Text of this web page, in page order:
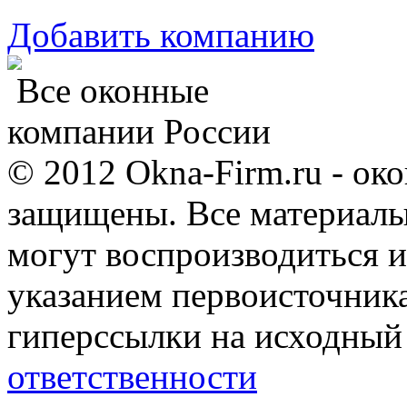
Добавить компанию
Все оконные
компании России
© 2012 Okna-Firm.ru -
защищены. Все
могут воспроизводиться
указанием
гиперссылки на
ответственности